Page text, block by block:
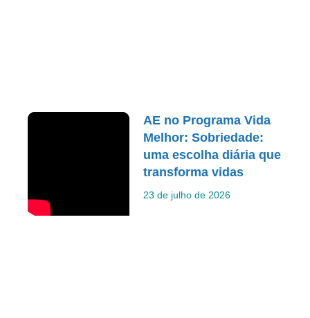
AE no Programa Vida
Melhor: Sobriedade:
uma escolha diária que
transforma vidas
23 de julho de 2026